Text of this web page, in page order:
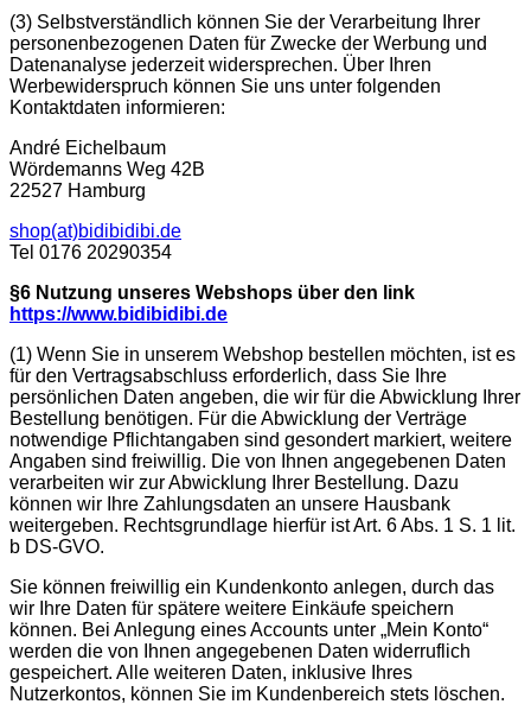
(3) Selbstverständlich können Sie der Verarbeitung Ihrer
personenbezogenen Daten für Zwecke der Werbung und
Datenanalyse jederzeit widersprechen. Über Ihren
Werbewiderspruch können Sie uns unter folgenden
Kontaktdaten informieren:
André Eichelbaum
Wördemanns Weg 42B
22527 Hamburg
shop(at)bidibidibi.de
Tel 0176 20290354
§6 Nutzung unseres Webshops über den link
https://www.bidibidibi.de
(1) Wenn Sie in unserem Webshop bestellen möchten, ist es
für den Vertragsabschluss erforderlich, dass Sie Ihre
persönlichen Daten angeben, die wir für die Abwicklung Ihrer
Bestellung benötigen. Für die Abwicklung der Verträge
notwendige Pflichtangaben sind gesondert markiert, weitere
Angaben sind freiwillig. Die von Ihnen angegebenen Daten
verarbeiten wir zur Abwicklung Ihrer Bestellung. Dazu
können wir Ihre Zahlungsdaten an unsere Hausbank
weitergeben. Rechtsgrundlage hierfür ist Art. 6 Abs. 1 S. 1 lit.
b DS-GVO.
Sie können freiwillig ein Kundenkonto anlegen, durch das
wir Ihre Daten für spätere weitere Einkäufe speichern
können. Bei Anlegung eines Accounts unter „Mein Konto“
werden die von Ihnen angegebenen Daten widerruflich
gespeichert. Alle weiteren Daten, inklusive Ihres
Nutzerkontos, können Sie im Kundenbereich stets löschen.